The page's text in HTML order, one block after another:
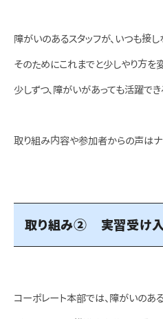
障がいのあるスタッフが、いつも接
そのためにこれまでと少しやり方を
少しずつ、障がいがあっても活躍で
取り組み内容や参加者からの声はナ
取り組み② 実習受け
コーポレート本部では、障がいのあ